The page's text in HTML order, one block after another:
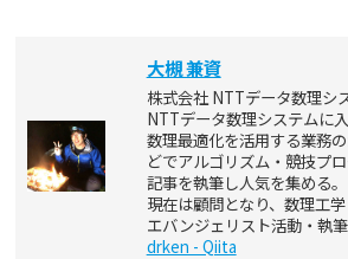
大槻 兼資
株式会社 NTTデータ数理シ
NTTデータ数理システムに
数理最適化を活用する業務
どでアルゴリズム・競技プ
記事を執筆し人気を集める。
現在は顧問となり、数理工
エバンジェリスト活動・執筆
drken - Qiita